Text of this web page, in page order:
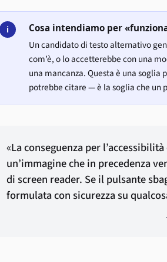
i Cosa intendiamo per
Un candidato di testo alternativo
com’è, o lo accetterebbe con una
una mancanza. Questa è una soglia
potrebbe citare — è la soglia che un
«La conseguenza per
un’immagine che in precedenza
di screen reader. Se il pulsante
formulata con sicurezza su